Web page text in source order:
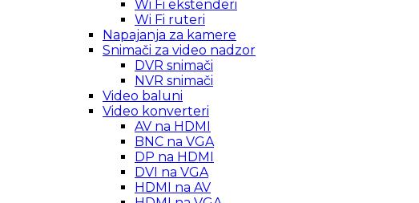
Wi Fi ekstenderi
Wi Fi ruteri
Napajanja za kamere
Snimači za video nadzor
DVR snimači
NVR snimači
Video baluni
Video konverteri
AV na HDMI
BNC na VGA
DP na HDMI
DVI na VGA
HDMI na AV